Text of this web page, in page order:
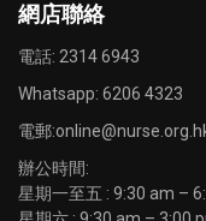
網店聯絡
電話: 2314 6943
Whatsapp: 6206 4323
電郵:
辦公時間:
星期一至五 : 9:30 am –